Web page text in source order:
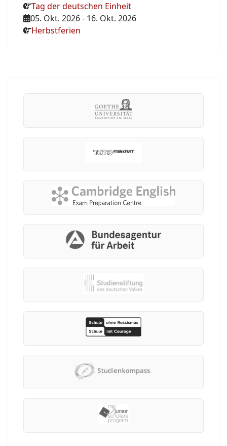
Tag der deutschen Einheit
05. Okt. 2026- 16. Okt. 2026
Herbstferien